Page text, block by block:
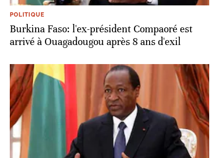
POLITIQUE
Burkina Faso: l'ex-président Compaoré est
arrivé à Ouagadougou après 8 ans d'exil